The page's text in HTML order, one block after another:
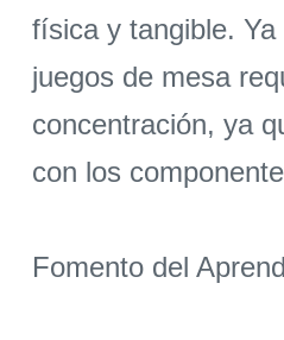
física y tangible.
juegos de mesa
concentración, ya
con los
Fomento del